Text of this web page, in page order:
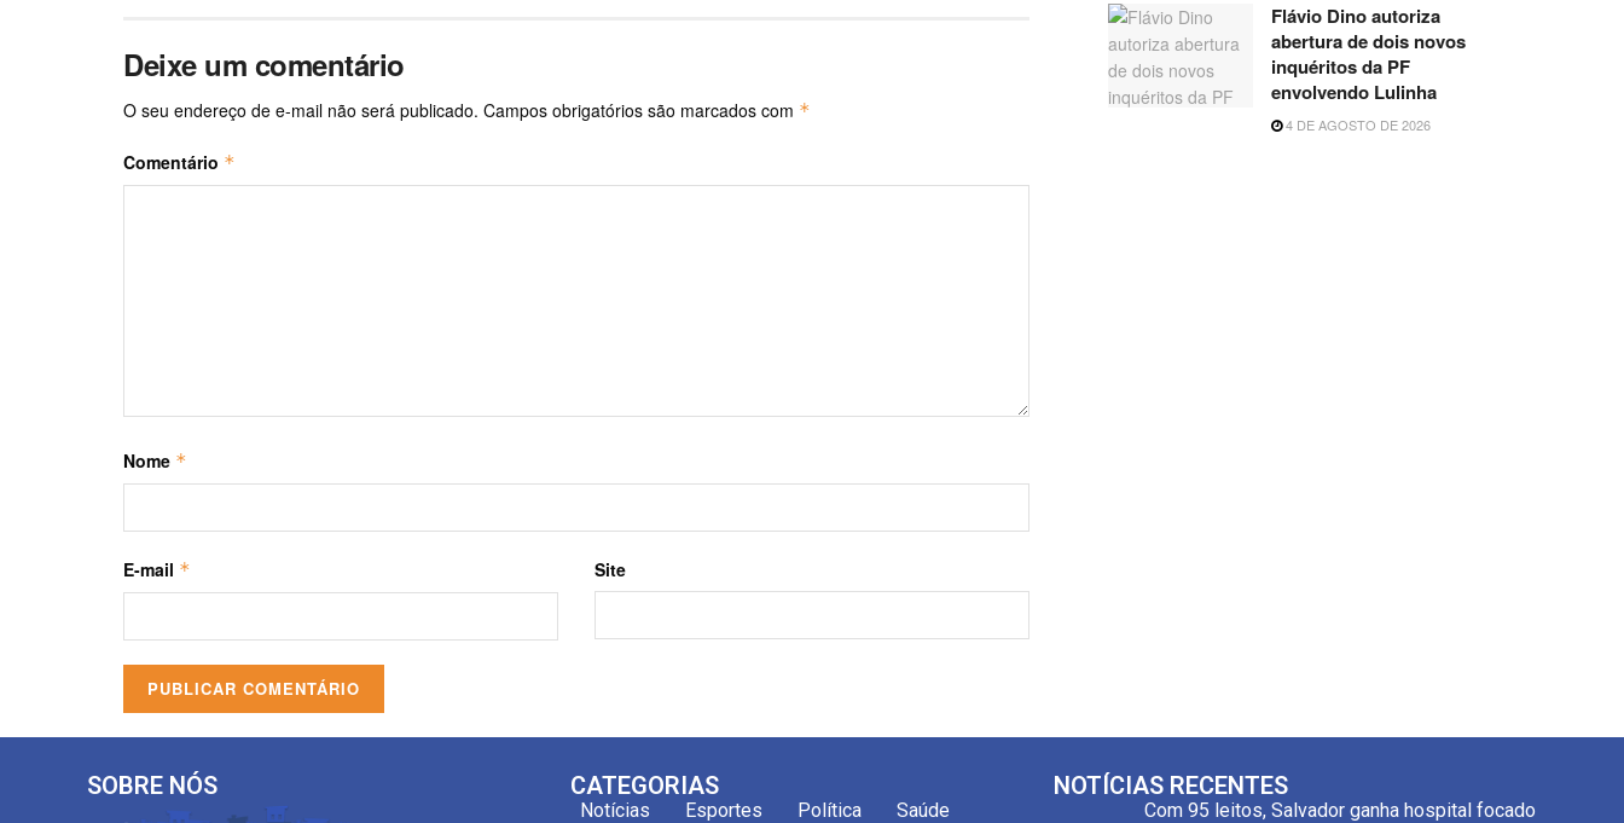
Deixe um comentário
O seu endereço de e-mail não será publicado. Campos obrigatórios são marcados com *
Comentário *
Nome *
E-mail * Site
Flávio Dino autoriza
abertura de dois novos
inquéritos da PF
envolvendo Lulinha
4 DE AGOSTO DE 2026
SOBRE NÓS CATEGORIAS
Notícias Esportes Política Saúde
NOTÍCIAS RECENTES
Com 95 leitos, Salvador ganha hospital focado